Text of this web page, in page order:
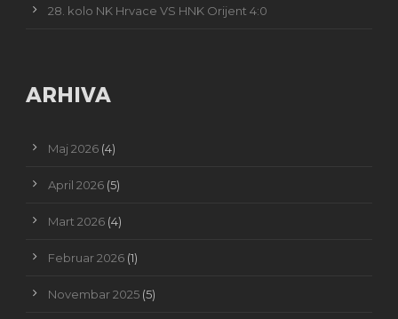
28. kolo NK Hrvace VS HNK Orijent 4:0
ARHIVA
Maj 2026 (4)
April 2026 (5)
Mart 2026 (4)
Februar 2026 (1)
Novembar 2025 (5)